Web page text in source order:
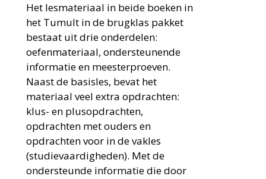
Het lesmateriaal in beide boeken in
het Tumult in de brugklas pakket
bestaat uit drie onderdelen:
oefenmateriaal, ondersteunende
informatie en meesterproeven.
Naast de basisles, bevat het
materiaal veel extra opdrachten:
klus- en plusopdrachten,
opdrachten met ouders en
opdrachten voor in de vakles
(studievaardigheden). Met de
ondersteunde informatie die door